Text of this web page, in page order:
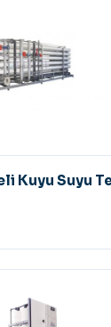
Kuyu Suyu